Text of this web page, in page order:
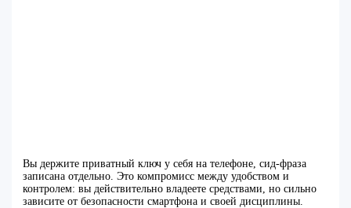
Вы держите приватный ключ у себя на телефоне, сид-фраза
записана отдельно. Это компромисс между удобством и
контролем: вы действительно владеете средствами, но сильно
зависите от безопасности смартфона и своей дисциплины.